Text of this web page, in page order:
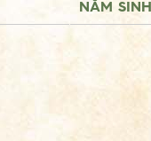
NĂM SINH